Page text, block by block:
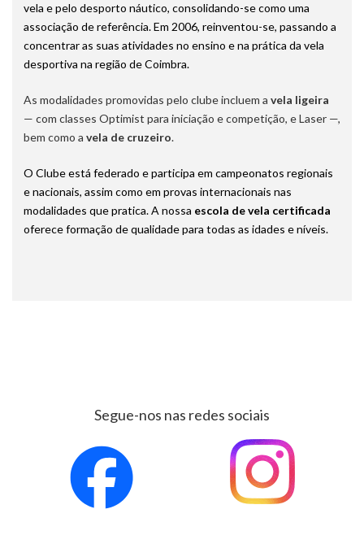
vela e pelo desporto náutico, consolidando-se como uma
associação de referência. Em 2006, reinventou-se, passando a
concentrar as suas atividades no ensino e na prática da vela
desportiva na região de Coimbra.
As modalidades promovidas pelo clube incluem a vela ligeira
— com classes Optimist para iniciação e competição, e Laser —,
bem como a vela de cruzeiro.
O Clube está federado e participa em campeonatos regionais
e nacionais, assim como em provas internacionais nas
modalidades que pratica. A nossa escola de vela certificada
oferece formação de qualidade para todas as idades e níveis.
Segue-nos nas redes sociais